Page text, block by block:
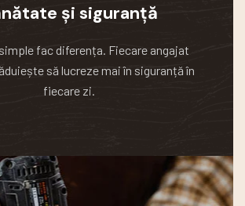
și siguranță
fac diferența. Fiecare angajat
să lucreze mai în siguranță în
fiecare zi.